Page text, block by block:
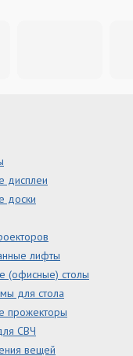
дисплеи
доски
лифты
(офисные) столы
для стола
прожекторы
СВЧ
вещей